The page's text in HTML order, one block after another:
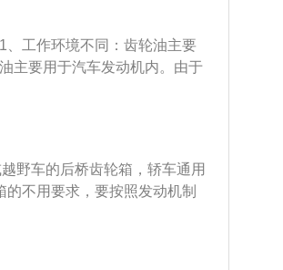
，减速机，涡轮机和齿轮
好；热安定性和氧化安定性优
符合环保要求。
、工作环境不同：齿轮油主要
主要用于汽车发动机内。由于
的粘度指标，否则就无法在齿
相对较弱；2、侧重点不同：
的是其低温的流动性。而且齿
都有绝不能混加，否则极易
野车的后桥齿轮箱，轿车通用
不用要求，要按照发动机制
油，比较适合重在汽车后桥使
轿车齿轮箱一般要求75W90也